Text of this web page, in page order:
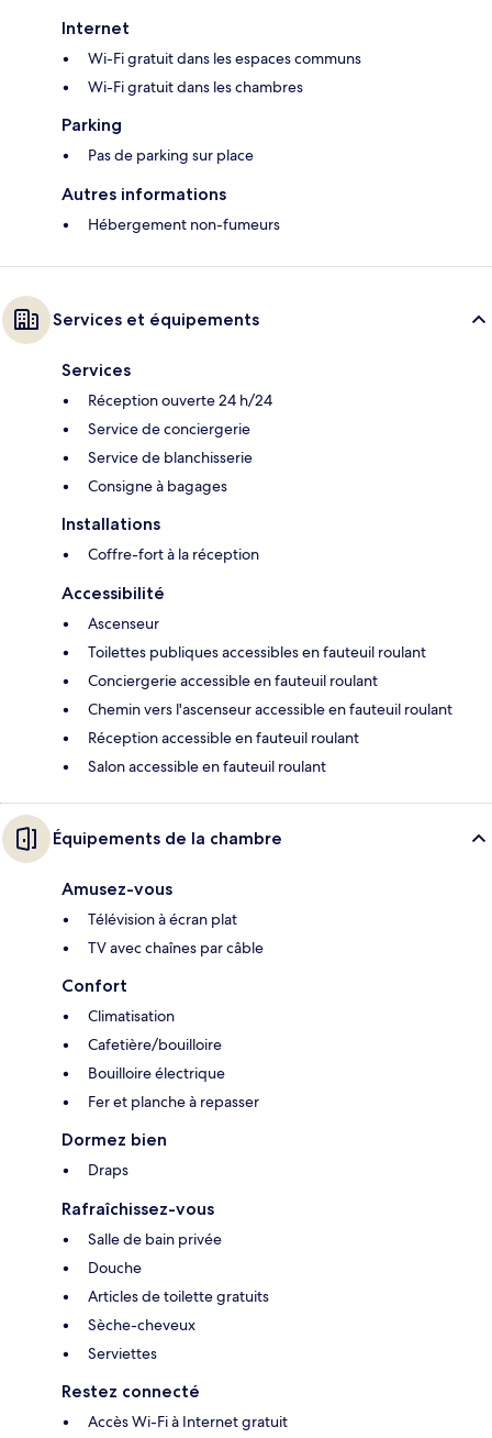
Internet
Wi-Fi gratuit dans les espaces communs
Wi-Fi gratuit dans les chambres
Parking
Pas de parking sur place
Autres informations
Hébergement non-fumeurs
Services et équipements
Services
Réception ouverte 24 h/24
Service de conciergerie
Service de blanchisserie
Consigne à bagages
Installations
Coffre-fort à la réception
Accessibilité
Ascenseur
Toilettes publiques accessibles en fauteuil roulant
Conciergerie accessible en fauteuil roulant
Chemin vers l'ascenseur accessible en fauteuil roulant
Réception accessible en fauteuil roulant
Salon accessible en fauteuil roulant
Équipements de la chambre
Amusez-vous
Télévision à écran plat
TV avec chaînes par câble
Confort
Climatisation
Cafetière/bouilloire
Bouilloire électrique
Fer et planche à repasser
Dormez bien
Draps
Rafraîchissez-vous
Salle de bain privée
Douche
Articles de toilette gratuits
Sèche-cheveux
Serviettes
Restez connecté
Accès Wi-Fi à Internet gratuit